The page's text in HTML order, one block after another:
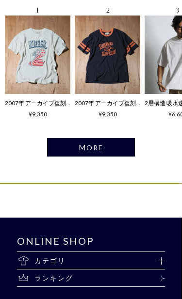
2007年 アーカイブ復刻TEE コブラ柄
¥9,350
2007年 アーカイブ復刻TEE ハスキー柄
¥9,350
MORE
ONLINE SHOP
カテゴリ
ランキング